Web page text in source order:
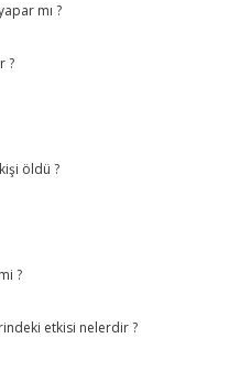
mı ?
?
öldü ?
?
etkisi nelerdir ?